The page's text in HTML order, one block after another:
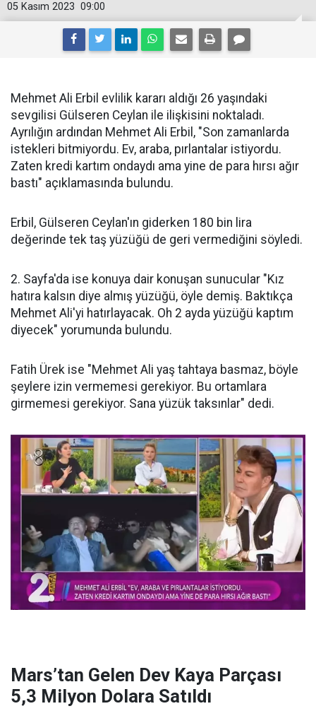
09:00
05 Kasım 2023
Mehmet Ali Erbil evlilik kararı aldığı 26 yaşındaki
sevgilisi Gülseren Ceylan ile ilişkisini noktaladı.
Ayrılığın ardından Mehmet Ali Erbil, "Son zamanlarda
istekleri bitmiyordu. Ev, araba, pırlantalar istiyordu.
Zaten kredi kartım ondaydı ama yine de para hırsı ağır
bastı" açıklamasında bulundu.
Erbil, Gülseren Ceylan'ın giderken 180 bin lira
değerinde tek taş yüzüğü de geri vermediğini söyledi.
2. Sayfa'da ise konuya dair konuşan sunucular "Kız
hatıra kalsın diye almış yüzüğü, öyle demiş. Baktıkça
Mehmet Ali'yi hatırlayacak. Oh 2 ayda yüzüğü kaptım
diyecek" yorumunda bulundu.
Fatih Ürek ise "Mehmet Ali yaş tahtaya basmaz, böyle
şeylere izin vermemesi gerekiyor. Bu ortamlara
girmemesi gerekiyor. Sana yüzük taksınlar" dedi.
Mars’tan Gelen Dev Kaya Parçası
5,3 Milyon Dolara Satıldı